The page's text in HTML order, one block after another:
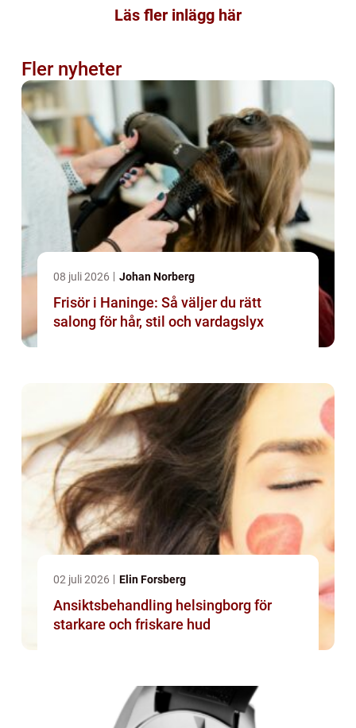
Läs fler inlägg här
Fler nyheter
08 juli 2026 Johan Norberg
Frisör i Haninge: Så väljer du rätt
salong för hår, stil och vardagslyx
02 juli 2026 Elin Forsberg
Ansiktsbehandling helsingborg för
starkare och friskare hud